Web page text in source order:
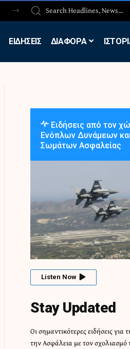
ΕΙΔΗΣΕΙΣ ΔΙΑΦΟΡΑ
Ειδήσεις από τον
Ενόπλων Δυνάμεων
Σωμάτων Ασφαλείας
Listen Now
Stay Updated
Οι σημαντικότερες ειδήσεις για
την Ασφάλεια με τον σχολιασμό